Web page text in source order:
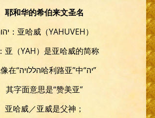
耶和华的希伯来文圣名
יהוה：亚哈威（YAHUVEH）
יה：亚（YAH）是亚哈威的简称
就像在“הללויה哈利路亚”中“יה”
其字面意思是“赞美亚”
亚哈威／亚威是父神；